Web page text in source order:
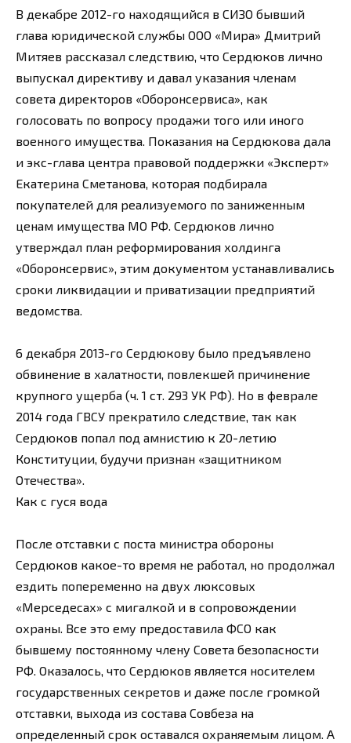
В декабре 2012-го находящийся в СИЗО бывший
глава юридической службы ООО «Мира» Дмитрий
Митяев рассказал следствию, что Сердюков лично
выпускал директиву и давал указания членам
совета директоров «Оборонсервиса», как
голосовать по вопросу продажи того или иного
военного имущества. Показания на Сердюкова дала
и экс-глава центра правовой поддержки «Эксперт»
Екатерина Сметанова, которая подбирала
покупателей для реализуемого по заниженным
ценам имущества МО РФ. Сердюков лично
утверждал план реформирования холдинга
«Оборонсервис», этим документом устанавливались
сроки ликвидации и приватизации предприятий
ведомства.
6 декабря 2013-го Сердюкову было предъявлено
обвинение в халатности, повлекшей причинение
крупного ущерба (ч. 1 ст. 293 УК РФ). Но в феврале
2014 года ГВСУ прекратило следствие, так как
Сердюков попал под амнистию к 20-летию
Конституции, будучи признан «защитником
Отечества».
Как с гуся вода
После отставки с поста министра обороны
Сердюков какое-то время не работал, но продолжал
ездить попеременно на двух люксовых
«Мерседесах» с мигалкой и в сопровождении
охраны. Все это ему предоставила ФСО как
бывшему постоянному члену Совета безопасности
РФ. Оказалось, что Сердюков является носителем
государственных секретов и даже после громкой
отставки, выхода из состава Совбеза на
определенный срок оставался охраняемым лицом. А